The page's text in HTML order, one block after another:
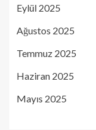
Eylül 2025
Ağustos 2025
Temmuz 2025
Haziran 2025
Mayıs 2025